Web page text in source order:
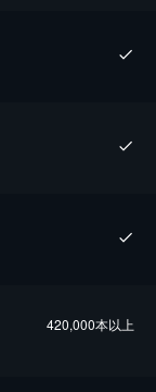
420,000本以上